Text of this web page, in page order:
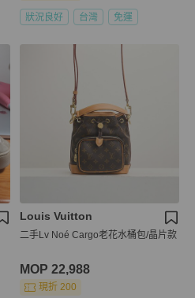
狀況良好 台灣 免運
Louis Vuitton
二手Lv Noé Cargo老花水桶包/晶片款
MOP 22,988
現折 200